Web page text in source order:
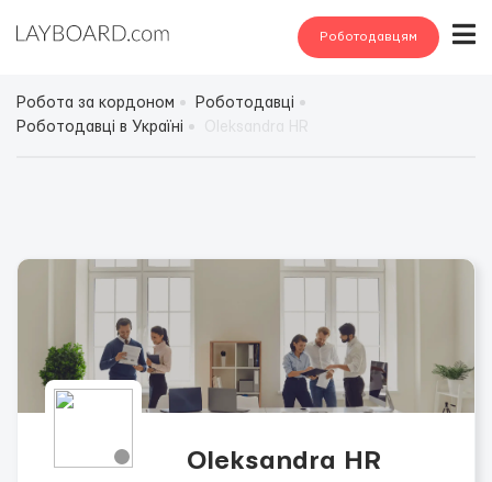
Роботодавцям
Робота за кордоном
Роботодавці
Роботодавці в Україні
Oleksandra HR